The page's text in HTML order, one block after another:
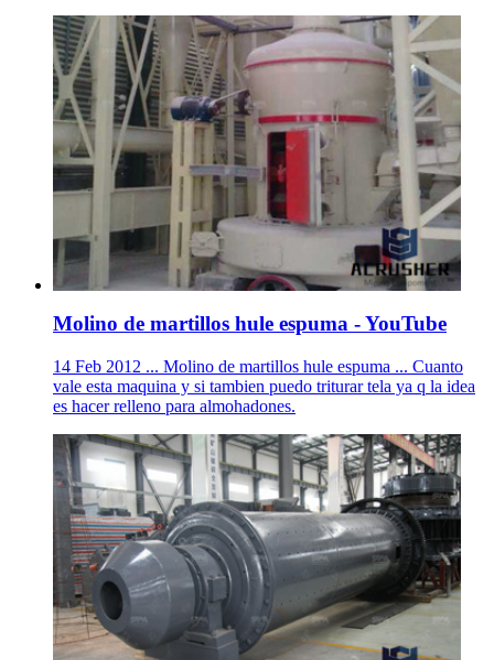
Molino de martillos hule espuma - YouTube
14 Feb 2012 ... Molino de martillos hule espuma ... Cuanto
vale esta maquina y si tambien puedo triturar tela ya q la idea
es hacer relleno para almohadones.